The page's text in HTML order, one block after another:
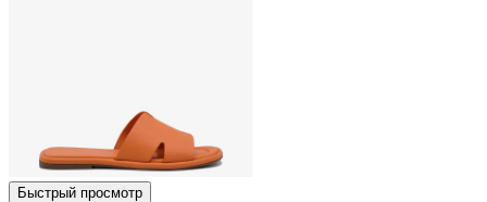
Быстрый просмотр